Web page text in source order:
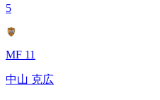
5
MF 11
中山 克広